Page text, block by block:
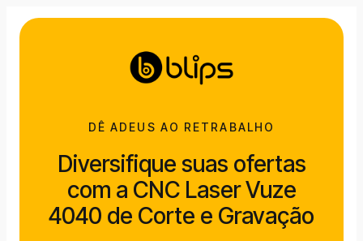
DÊ ADEUS AO RETRABALHO
Diversifique suas ofertas
com a CNC Laser Vuze
4040 de Corte e Gravação